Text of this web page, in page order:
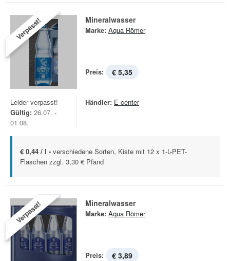
Verpasst! Mineralwasser
Marke: Aqua Römer
Preis: € 5,35
Leider verpasst!
Gültig: 26.07. -
01.08.
Händler: E center
€ 0,44 / l - verschiedene Sorten, Kiste mit 12 x 1-L-PET-
Flaschen zzgl. 3,30 € Pfand
Verpasst! Mineralwasser
Marke: Aqua Römer
Preis: € 3,89